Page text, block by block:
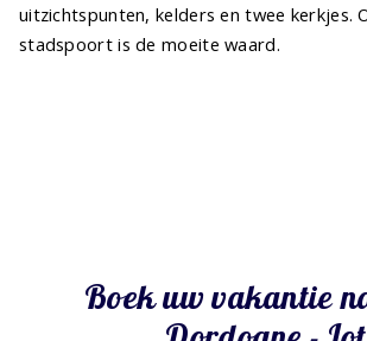
uitzichtspunten, kelders en twee kerkjes.
stadspoort is de moeite waard.
Boek uw vakantie